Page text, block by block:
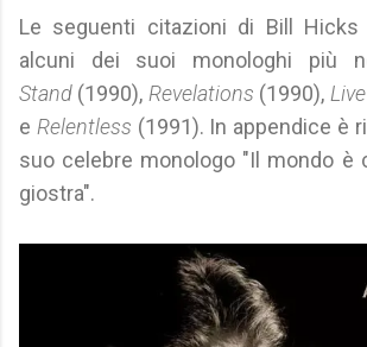
Le seguenti citazioni di Bill
alcuni dei suoi monologhi più
Stand (1990), Revelations (1990),
e Relentless (1991). In appendice è
suo celebre monologo "Il mondo è
giostra".